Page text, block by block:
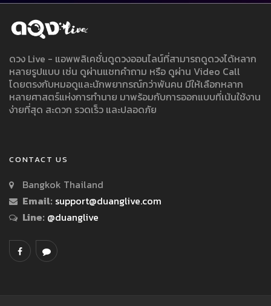
ดวง Live - แอพพลิเคชั่นดูดวงออนไลน์ที่สามารถดูดวงได้หลาก
หลายรูปแบบ เช่น ดูผ่านแชทคำถาม หรือ ดูผ่าน Video Call
โดยตรงกับหมอดูและนักพยากรณ์กว่าพันคน มีให้เลือกหลาก
หลายศาสตร์แห่งการทำนาย มาพร้อมกับการออกแบบที่เน้นใช้งาน
ง่ายที่สุด สะดวก รวดเร็ว และปลอดภัย
CONTACT US
Bangkok Thailand
Email: support@duanglive.com
Line: @duanglive